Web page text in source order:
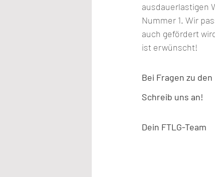
ausdauerlastigen
Nummer 1. Wir
auch gefördert
ist erwünscht!
Bei Fragen zu
Schreib uns an!
Dein FTLG-Team